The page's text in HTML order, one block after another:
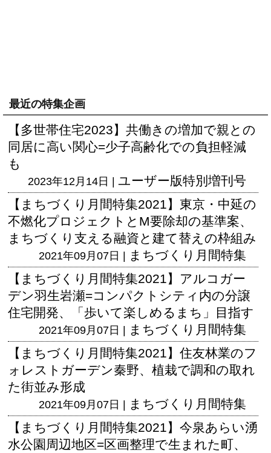
最近の特集企画
【多世帯住宅2023】共働きの増加で親との
同居に高い関心=少子高齢化での負担軽減
も
2023年12月14日 | ユーザー版特別増刊号
【まちづくり月間特集2021】東京・中延の
不燃化プロジェクトとM要除却の基準案、
まちづくり支える融資と建て替えの枠組み
2021年09月07日 | まちづくり月間特集
【まちづくり月間特集2021】アルコガー
デン羽生岩瀬=コンパクトシティ内の分譲
住宅開発、「歩いて楽しめるまち」目指す
2021年09月07日 | まちづくり月間特集
【まちづくり月間特集2021】住友林業のフ
ォレストガーデン秦野、植栽で調和の取れ
た街並み形成
2021年09月07日 | まちづくり月間特集
【まちづくり月間特集2021】今泉あらい湧
水公園周辺地区=区画整理で生まれた町、